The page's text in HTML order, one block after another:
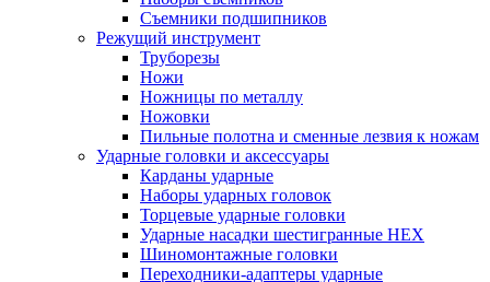
Съемники подшипников
Режущий инструмент
Труборезы
Ножи
Ножницы по металлу
Ножовки
Пильные полотна и сменные лезвия к ножам
Ударные головки и аксессуары
Карданы ударные
Наборы ударных головок
Торцевые ударные головки
Ударные насадки шестигранные HEX
Шиномонтажные головки
Переходники-адаптеры ударные